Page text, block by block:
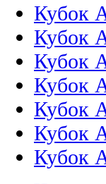
Кубок
Кубок
Кубок
Кубок
Кубок
Кубок
Кубок